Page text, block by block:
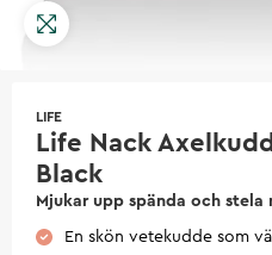
LIFE
Life Nack
Black
Mjukar upp spända och stela
En skön vetekudde som